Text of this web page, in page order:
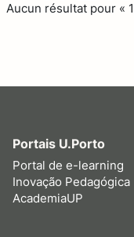
Aucun résultat pour «
Portais U.Porto
Portal de e-learning
Inovação Pedagógica
AcademiaUP